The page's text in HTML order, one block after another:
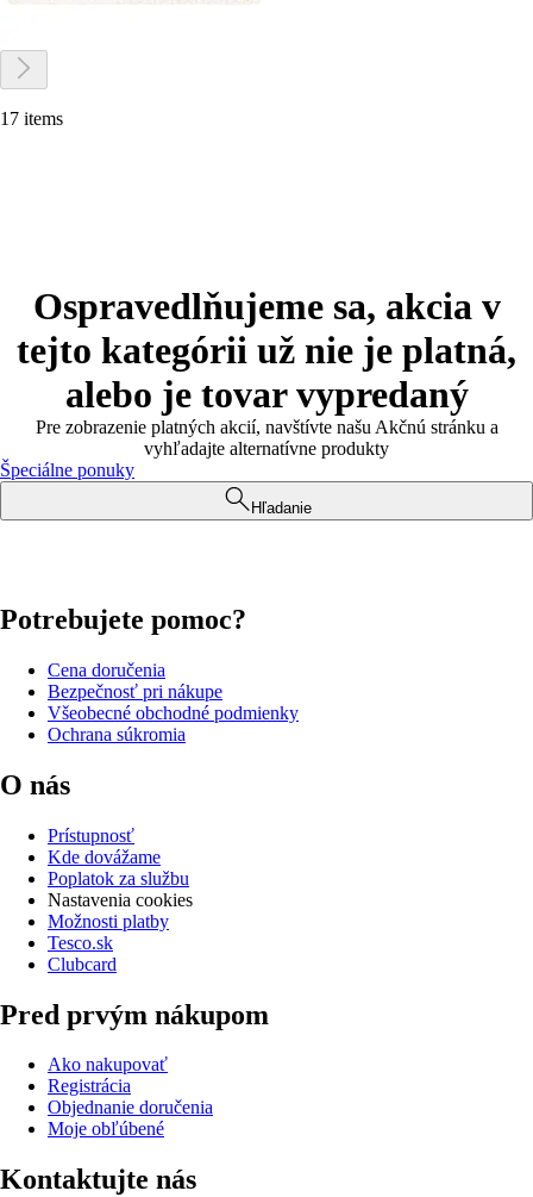
17 items
Ospravedlňujeme sa, akcia v
tejto kategórii už nie je platná,
alebo je tovar vypredaný
Pre zobrazenie platných akcií, navštívte našu Akčnú stránku a
vyhľadajte alternatívne produkty
Špeciálne ponuky
Hľadanie
Potrebujete pomoc?
Cena doručenia
Bezpečnosť pri nákupe
Všeobecné obchodné podmienky
Ochrana súkromia
O nás
Prístupnosť
Kde dovážame
Poplatok za službu
Nastavenia cookies
Možnosti platby
Tesco.sk
Clubcard
Pred prvým nákupom
Ako nakupovať
Registrácia
Objednanie doručenia
Moje obľúbené
Kontaktujte nás